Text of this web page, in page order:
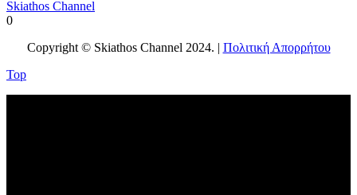
Skiathos Channel
0
Copyright © Skiathos Channel 2024. | Πολιτική Απορρήτου
Top